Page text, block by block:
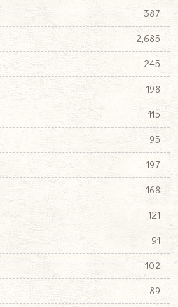
387
2,685
245
198
115
95
197
168
121
91
102
89